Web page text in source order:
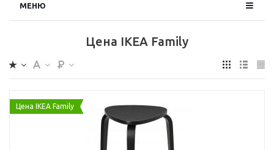
МЕНЮ
Цена IKEA Family
Цена IKEA Family